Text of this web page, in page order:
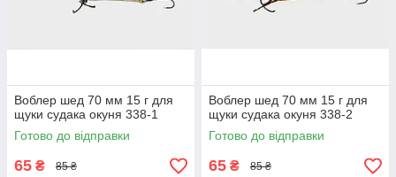
Воблер шед 70 мм 15 г для
щуки судака окуня 338-1
Готово до відправки
65 ₴ 85 ₴
Воблер шед 70 мм 15 г для
щуки судака окуня 338-2
Готово до відправки
65 ₴ 85 ₴